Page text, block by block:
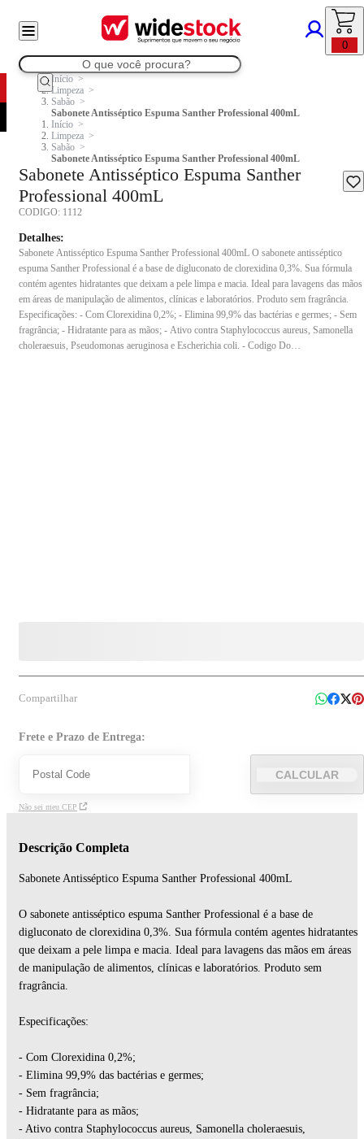
0
Início
Limpeza
Sabão
Sabonete Antisséptico Espuma Santher Professional 400mL
Início
Limpeza
Sabão
Sabonete Antisséptico Espuma Santher Professional 400mL
Sabonete Antisséptico Espuma Santher
Professional 400mL
CODIGO: 1112
Detalhes:
Sabonete Antisséptico Espuma Santher Professional 400mL O sabonete antisséptico
espuma Santher Professional é a base de digluconato de clorexidina 0,3%. Sua fórmula
contém agentes hidratantes que deixam a pele limpa e macia. Ideal para lavagens das mãos
em áreas de manipulação de alimentos, clínicas e laboratórios. Produto sem fragrância.
Especificações: - Com Clorexidina 0,2%; - Elimina 99,9% das bactérias e germes; - Sem
fragrância; - Hidratante para as mãos; - Ativo contra Staphylococcus aureus, Samonella
choleraesuis, Pseudomonas aeruginosa e Escherichia coli. - Codigo Do
Compartilhar
Frete e Prazo de Entrega:
CALCULAR
Não sei meu CEP
Descrição Completa
Sabonete Antisséptico Espuma Santher Professional 400mL
O sabonete antisséptico espuma Santher Professional é a base de
digluconato de clorexidina 0,3%. Sua fórmula contém agentes hidratantes
que deixam a pele limpa e macia. Ideal para lavagens das mãos em áreas
de manipulação de alimentos, clínicas e laboratórios. Produto sem
fragrância.
Especificações:
- Com Clorexidina 0,2%;
- Elimina 99,9% das bactérias e germes;
- Sem fragrância;
- Hidratante para as mãos;
- Ativo contra Staphylococcus aureus, Samonella choleraesuis,